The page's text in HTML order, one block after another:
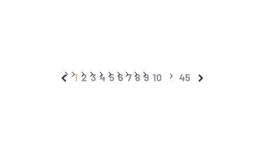
1 2 3 4 5 6 7 8 9 10 45